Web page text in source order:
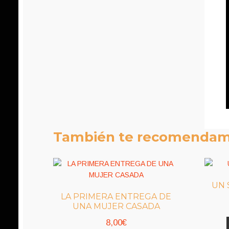
También te
LA PRIMERA ENTREGA DE
UNA MUJER CASADA
8,00€
UN